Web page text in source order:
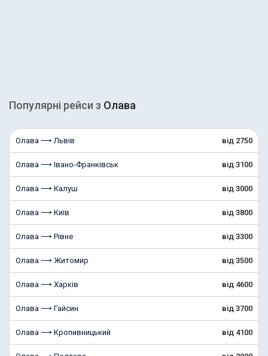
Популярні рейcи з Олава
Олава ⟶ Львів від 2750
Олава ⟶ Івано-Франківськ від 3100
Олава ⟶ Калуш від 3000
Олава ⟶ Київ від 3800
Олава ⟶ Рівне від 3300
Олава ⟶ Житомир від 3500
Олава ⟶ Харків від 4600
Олава ⟶ Гайсин від 3700
Олава ⟶ Кропивницький від 4100